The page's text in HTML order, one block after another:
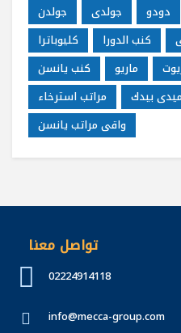
جولدن
جولدى دودو
كليوباترا
كنب الدورا
كنب يانسن
ماريو
مراتب استرخاء
ميدى بيدك
واقى مراتب يانسن
تواصل معنا
02224914118
info@mecca-group.com